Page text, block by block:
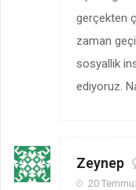
gerçekten
zaman
sosyallik
ediyoruz.
Zeynep
20